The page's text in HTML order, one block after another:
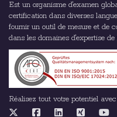
Est un organisme d'examen
certification dans diverses
fournir un outil de mesure et de
dans les domaines d'expertise
Réalisez tout votre potentiel